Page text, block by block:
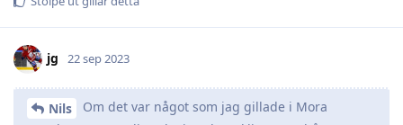
jg 22 sep 2023
Nils
Om det var något som jag gillade i Mora